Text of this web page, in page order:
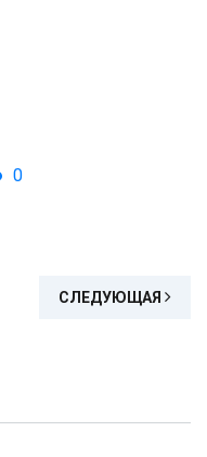
0
СЛЕДУЮЩАЯ